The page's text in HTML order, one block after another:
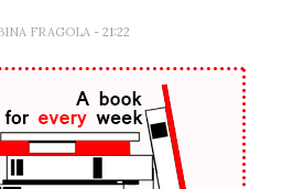
FRAGOLA - 21:22